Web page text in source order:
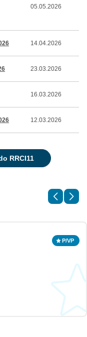
05.05.2026
14.04.2026
23.03.2026
16.03.2026
12.03.2026
RRCI11